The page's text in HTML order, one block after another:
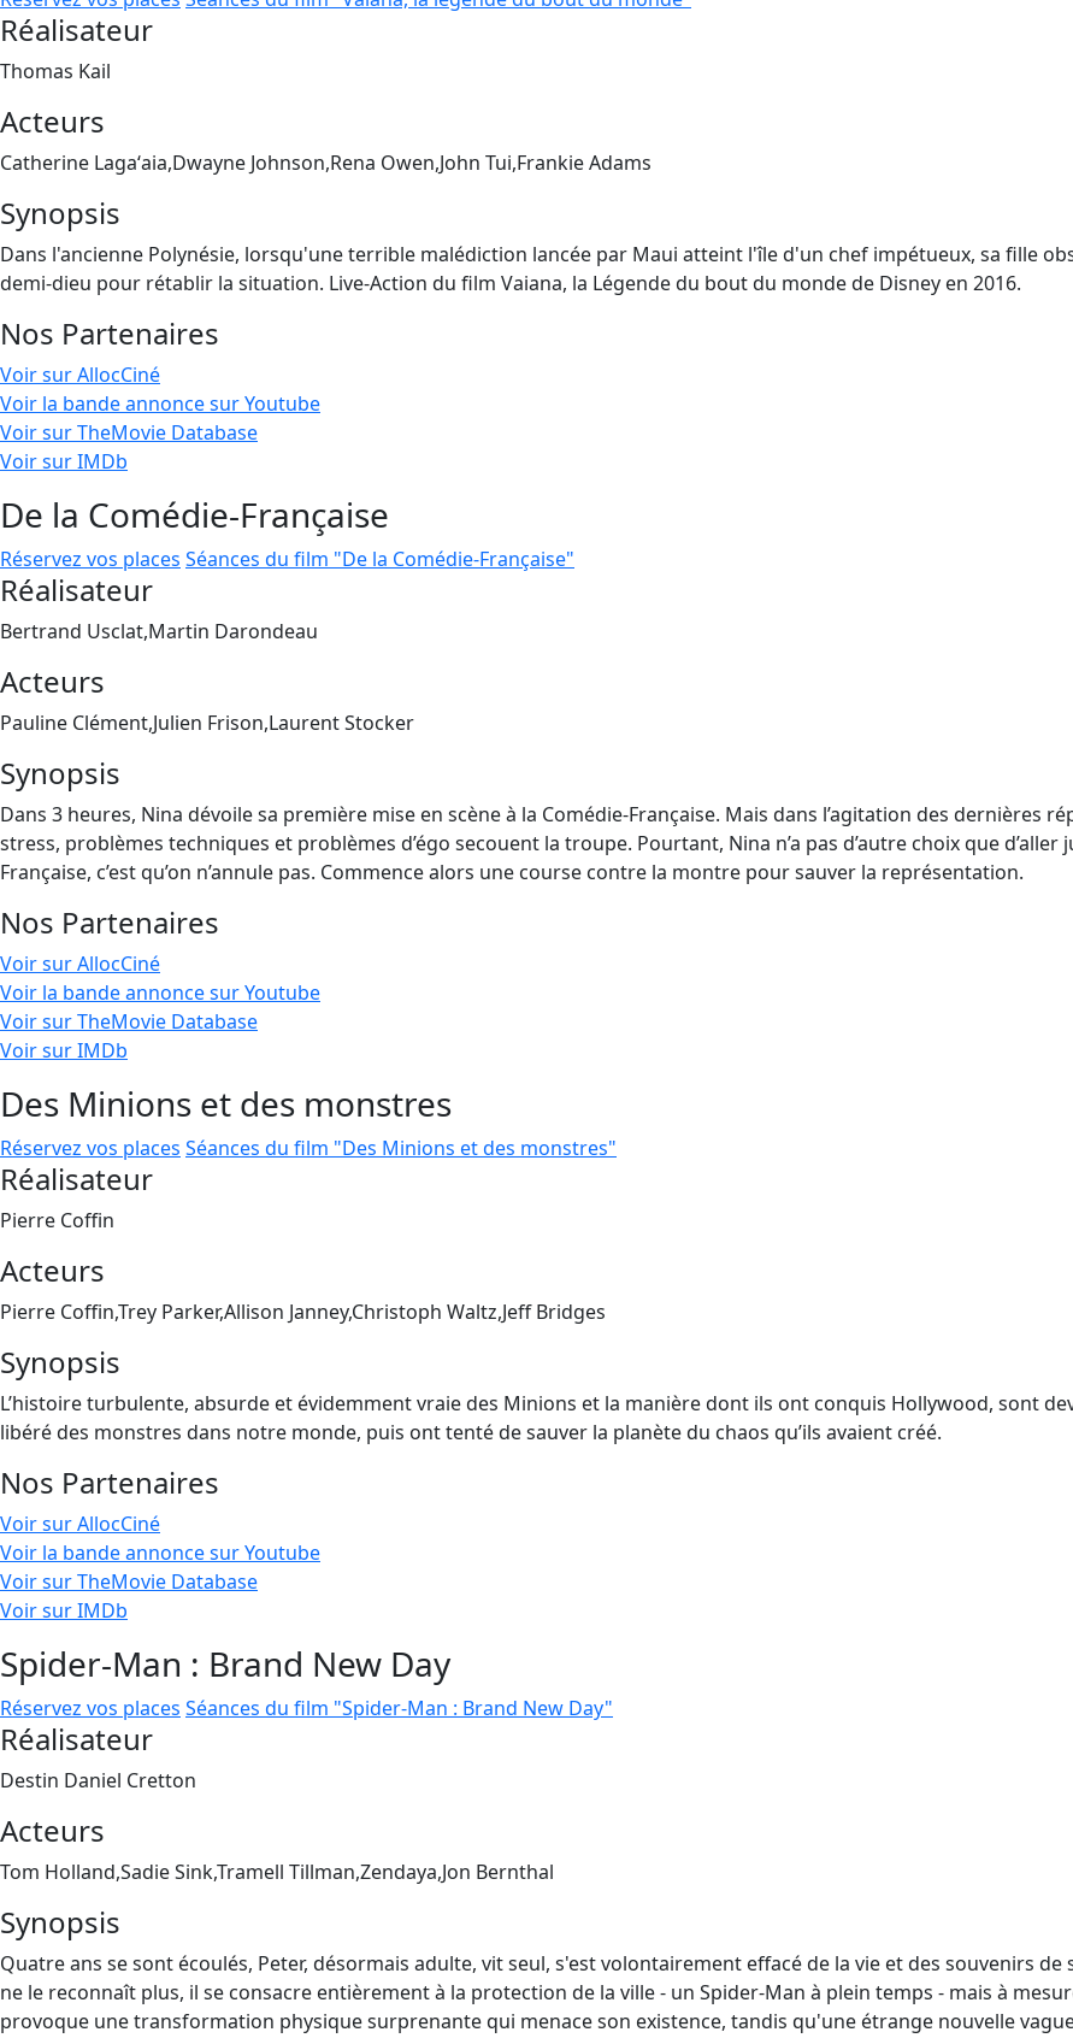
Réalisateur
Thomas Kail
Acteurs
Catherine Lagaʻaia,Dwayne Johnson,Rena Owen,John Tui,Frankie Adams
Synopsis
Dans l'ancienne Polynésie, lorsqu'une terrible malédiction lancée par Maui atteint l'île d'un chef impétueux, sa fille
demi-dieu pour rétablir la situation. Live-Action du film Vaiana, la Légende du bout du monde de Disney en 2016.
Nos Partenaires
Voir sur AllocCiné
Voir la bande annonce sur Youtube
Voir sur TheMovie Database
Voir sur IMDb
De la Comédie-Française
Réservez vos places Séances du film "De la Comédie-Française"
Réalisateur
Bertrand Usclat,Martin Darondeau
Acteurs
Pauline Clément,Julien Frison,Laurent Stocker
Synopsis
Dans 3 heures, Nina dévoile sa première mise en scène à la Comédie-Française. Mais dans l’agitation des dernières
stress, problèmes techniques et problèmes d’égo secouent la troupe. Pourtant, Nina n’a pas d’autre choix que d’aller
Française, c’est qu’on n’annule pas. Commence alors une course contre la montre pour sauver la représentation.
Nos Partenaires
Voir sur AllocCiné
Voir la bande annonce sur Youtube
Voir sur TheMovie Database
Voir sur IMDb
Des Minions et des monstres
Réservez vos places Séances du film "Des Minions et des monstres"
Réalisateur
Pierre Coffin
Acteurs
Pierre Coffin,Trey Parker,Allison Janney,Christoph Waltz,Jeff Bridges
Synopsis
L’histoire turbulente, absurde et évidemment vraie des Minions et la manière dont ils ont conquis Hollywood, sont
libéré des monstres dans notre monde, puis ont tenté de sauver la planète du chaos qu’ils avaient créé.
Nos Partenaires
Voir sur AllocCiné
Voir la bande annonce sur Youtube
Voir sur TheMovie Database
Voir sur IMDb
Spider-Man : Brand New Day
Réservez vos places Séances du film "Spider-Man : Brand New Day"
Réalisateur
Destin Daniel Cretton
Acteurs
Tom Holland,Sadie Sink,Tramell Tillman,Zendaya,Jon Bernthal
Synopsis
Quatre ans se sont écoulés, Peter, désormais adulte, vit seul, s'est volontairement effacé de la vie et des souvenirs
ne le reconnaît plus, il se consacre entièrement à la protection de la ville - un Spider-Man à plein temps - mais à
provoque une transformation physique surprenante qui menace son existence, tandis qu'une étrange nouvelle